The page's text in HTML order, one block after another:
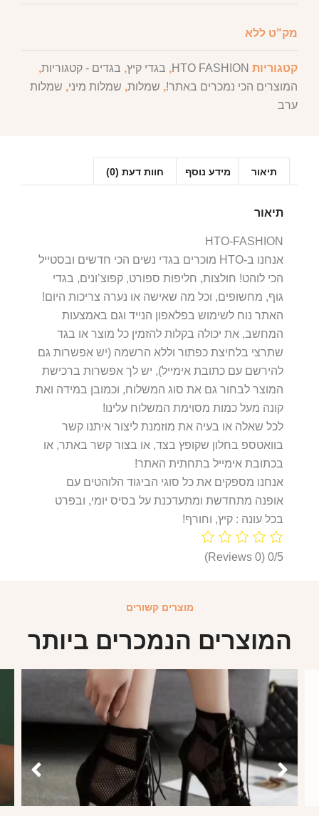
מק"ט ללא
קטגוריות HTO FASHION
, בגדי קיץ, בגדים - קטגוריות,
המוצרים הכי נמכרים באתר!, שמלות, שמלות מיני, שמלות
ערב
תיאור מידע נוסף חוות דעת (0)
תיאור
HTO-FASHION
אנחנו ב-HTO מוכרים בגדי נשים הכי חדשים ובסטייל
הכי לוהט! חולצות, חליפות ספורט, קפוצ’ונים, בגדי
גוף, מחשופים, וכל מה שאישה או נערה צריכות היום!
האתר נוח לשימוש בפלאפון הנייד וגם באמצעות
המחשב, את יכולה בקלות להזמין כל מוצר או בגד
שתרצי בלחיצת כפתור וללא הרשמה (יש אפשרות גם
להירשם עם כתובת אימייל), יש לך אפשרות ברכישת
המוצר לבחור גם את סוג המשלוח, וכמובן במידה ואת
קונה מעל כמות מסוימת המשלוח עלינו!
לכל שאלה או בעיה את מוזמנת ליצור איתנו קשר
בוואטספ בחלון שקופץ בצד, או בצור קשר באתר, או
בכתובת אימייל בתחתית האתר!
אנחנו מספקים את כל סוגי הביגוד הלוהטים עם
אופנה מתחדשת ומתעדכנת על בסיס יומי, ובפרט
בכל עונה : קיץ, וחורף!
0/5
(0 Reviews)
מוצרים קשורים
המוצרים הנמכרים ביותר